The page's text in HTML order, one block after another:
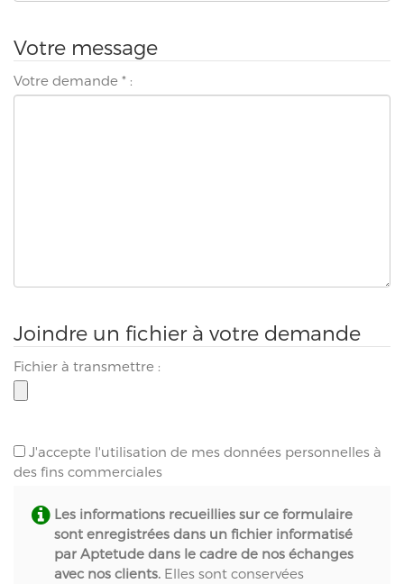
Votre message
Votre demande * :
Joindre un fichier à votre demande
Fichier à transmettre :
J'accepte l'utilisation de mes données personnelles à
des fins commerciales
Les informations recueillies sur ce formulaire
sont enregistrées dans un fichier informatisé
par Aptetude dans le cadre de nos échanges
avec nos clients. Elles sont conservées